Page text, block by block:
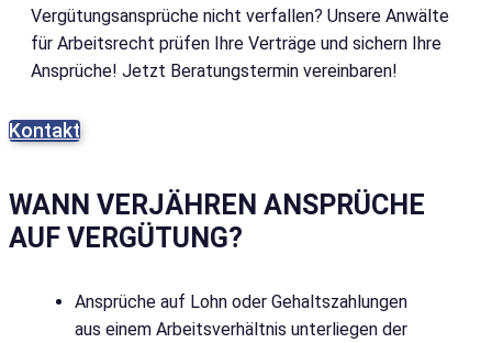
Vergütungsansprüche nicht verfallen? Unsere Anwälte
für Arbeitsrecht prüfen Ihre Verträge und sichern Ihre
Ansprüche! Jetzt Beratungstermin vereinbaren!
Kontakt
WANN VERJÄHREN ANSPRÜCHE
AUF VERGÜTUNG?
Ansprüche auf Lohn oder Gehaltszahlungen
aus einem Arbeitsverhältnis unterliegen der